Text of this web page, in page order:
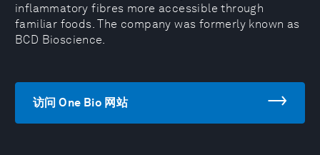
inflammatory fibres more accessible through
familiar foods. The company was formerly known as
BCD Bioscience.
访问 One Bio 网站